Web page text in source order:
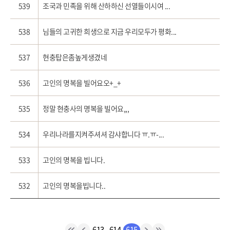
539 조국과 민족을 위해 산하하신 선열들이시여 ...
538 님들의 고귀한 희생으로 지금 우리모두가 평화...
537 현충탑은좀높게생겼네
536 고인의 명복을 빌어요오+_+
535 정말 현충사의 명복을 빌어요,,,
534 우리나라를지켜주셔셔 감샤합니다 ㅠ.ㅠ-...
533 고인의 명복을 빕니다.
532 고인의 명복을빕니다..